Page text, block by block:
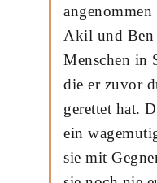
angenommen
Akil und Ben
Menschen in
die er zuvor
gerettet hat.
ein
sie mit